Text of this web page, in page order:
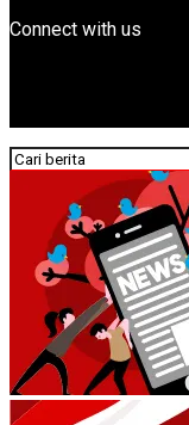
Connect with us